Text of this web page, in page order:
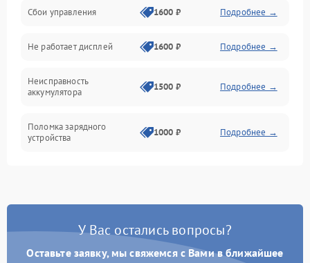
Всасывание
Засор
Привод
Электронные компоненты
Сбои управления 1600 ₽ Подробнее →
Не работает дисплей 1600 ₽ Подробнее →
Неисправность
аккумулятора
1500 ₽ Подробнее →
Поломка зарядного
устройства
1000 ₽ Подробнее →
Поломка кнопки
Неисправность системы
1000 ₽ Подробнее →
У Вас остались вопросы?
Оставьте заявку, мы свяжемся с Вами в ближайшее